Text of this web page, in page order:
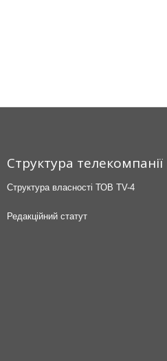
Структура телекомпанії
Структура власності ТОВ TV-4
Редакційний статут